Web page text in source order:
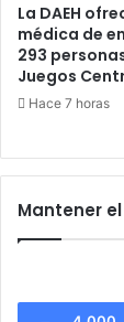
La DAEH
médica de
293
Juegos
Hace 7 horas
Mantener